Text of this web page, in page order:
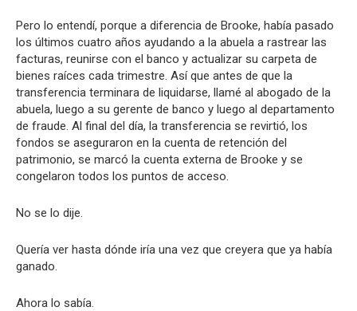
Pero lo entendí, porque a diferencia de Brooke, había pasado
los últimos cuatro años ayudando a la abuela a rastrear las
facturas, reunirse con el banco y actualizar su carpeta de
bienes raíces cada trimestre. Así que antes de que la
transferencia terminara de liquidarse, llamé al abogado de la
abuela, luego a su gerente de banco y luego al departamento
de fraude. Al final del día, la transferencia se revirtió, los
fondos se aseguraron en la cuenta de retención del
patrimonio, se marcó la cuenta externa de Brooke y se
congelaron todos los puntos de acceso.
No se lo dije.
Quería ver hasta dónde iría una vez que creyera que ya había
ganado.
Ahora lo sabía.